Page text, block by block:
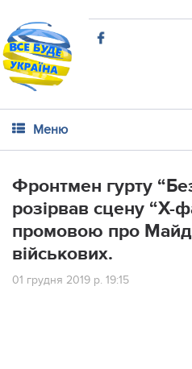
Меню
Фронтмен гурту
розірвав сцену “Х-
промовою про
військових.
01 грудня 2019 р. 19:15